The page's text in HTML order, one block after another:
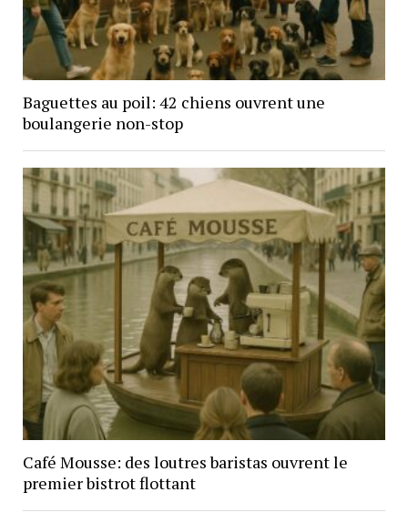
Baguettes au poil: 42 chiens ouvrent une
boulangerie non-stop
Café Mousse: des loutres baristas ouvrent le
premier bistrot flottant